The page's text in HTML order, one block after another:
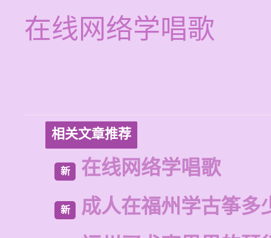
在线网络学唱歌
相关文章推荐
新 在线网络学唱歌
新
成人在福州学古筝多